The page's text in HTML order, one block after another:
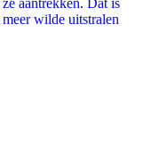
wilde uitstralen